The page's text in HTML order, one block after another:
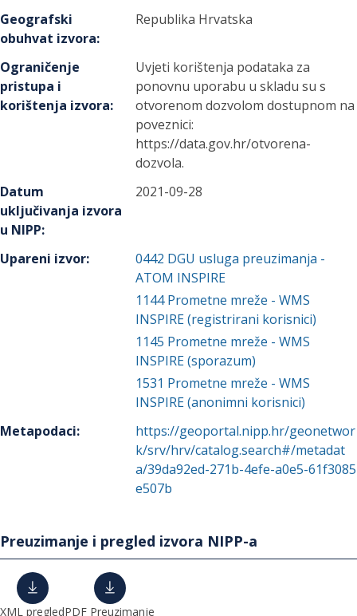
Geografski
obuhvat izvora:
Republika Hrvatska
Ograničenje
pristupa i
korištenja izvora:
Uvjeti korištenja podataka za
ponovnu uporabu u skladu su s
otvorenom dozvolom dostupnom na
poveznici:
https://data.gov.hr/otvorena-
dozvola.
Datum
uključivanja izvora
u NIPP:
2021-09-28
Upareni izvor: 0442 DGU usluga preuzimanja -
ATOM INSPIRE
1144 Prometne mreže - WMS
INSPIRE (registrirani korisnici)
1145 Prometne mreže - WMS
INSPIRE (sporazum)
1531 Prometne mreže - WMS
INSPIRE (anonimni korisnici)
Metapodaci:
https://geoportal.nipp.hr/geonetwor
k/srv/hrv/catalog.search#/metadat
a/39da92ed-271b-4efe-a0e5-61f3085
e507b
Preuzimanje i pregled izvora NIPP-a
XML pregledPDF Preuzimanje